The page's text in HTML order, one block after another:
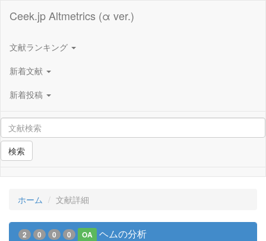
Ceek.jp Altmetrics (α ver.)
文献ランキング
新着文献
新着投稿
検索
ホーム 文献詳細
2 0 0 0 OA ヘムの分析